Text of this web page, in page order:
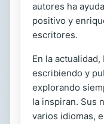
autores ha
positivo y
escritores.
En la
escribiendo y
explorando
la inspiran. Sus
varios idiomas,